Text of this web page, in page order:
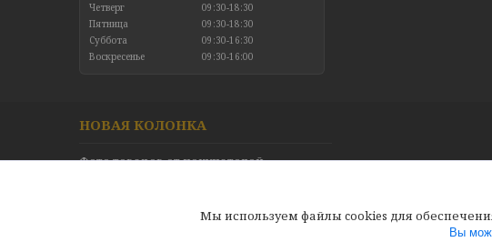
Четверг
09:30-18:30
Пятница
09:30-18:30
Суббота
09:30-16:30
Воскресенье
09:30-16:00
НОВАЯ КОЛОНКА
Фото товаров от покупателей
Мы используем файлы cookies для
Вы